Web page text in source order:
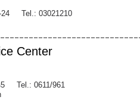
Tel.: 03021210
Center
Tel.: 0611/961